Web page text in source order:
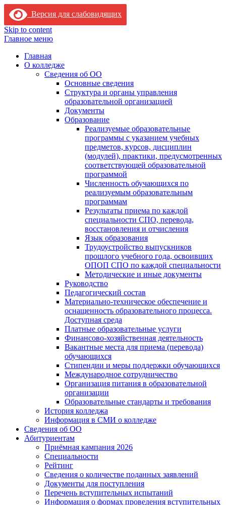
Версия для слабовидящих
Skip to content
Главное меню
Главная
О колледже
Сведения об ОО
Основные сведения
Структура и органы управления
образовательной организацией
Документы
Образование
Реализуемые образовательные
программы с указанием учебных
предметов, курсов, дисциплин
(модулей), практики, предусмотренных
соответствующей образовательной
программой
Численность обучающихся по
реализуемым образовательным
программам
Результаты приема по каждой
специальности СПО, перевода,
восстановления и отчисления
Язык образования
Трудоустройство выпускников
прошлого учебного года, освоивших
ОПОП СПО по каждой специальности
Методические и иные документы
Руководство
Педагогический состав
Материально-техническое обеспечение и
оснащенность образовательного процесса.
Доступная среда
Платные образовательные услуги
Финансово-хозяйственная деятельность
Вакантные места для приема (перевода)
обучающихся
Стипендии и меры поддержки обучающихся
Международное сотрудничество
Организация питания в образовательной
организации
Образовательные стандарты и требования
История колледжа
Информация в СМИ о колледже
Сведения об ОО
Абитуриентам
Приёмная кампания 2026
Специальности
Рейтинг
Сведения о количестве поданных заявлений
Документы для поступления
Перечень вступительных испытаний
Информация о формах проведения вступительных